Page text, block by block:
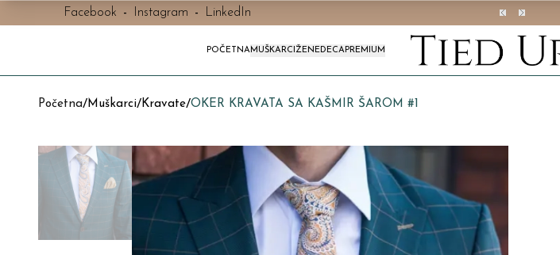
Facebook - Instagram - LinkedIn
POČETNAMUŠKARCI ŽENEDECAPREMIUM
Početna/Muškarci/Kravate/OKER KRAVATA SA KAŠMIR ŠAROM #1